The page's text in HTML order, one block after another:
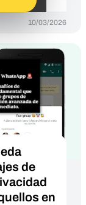
10/03/2026
de
en